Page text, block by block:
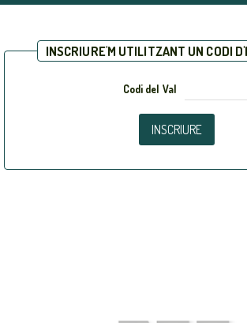
INSCRIURE'M UTILITZANT UN CODI
Codi del Val